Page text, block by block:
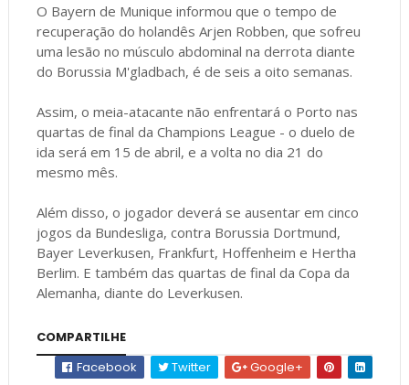
O Bayern de Munique informou que o tempo de
recuperação do holandês Arjen Robben, que sofreu
uma lesão no músculo abdominal na derrota diante
do Borussia M'gladbach, é de seis a oito semanas.
Assim, o meia-atacante não enfrentará o Porto nas
quartas de final da Champions League - o duelo de
ida será em 15 de abril, e a volta no dia 21 do
mesmo mês.
Além disso, o jogador deverá se ausentar em cinco
jogos da Bundesliga, contra Borussia Dortmund,
Bayer Leverkusen, Frankfurt, Hoffenheim e Hertha
Berlim. E também das quartas de final da Copa da
Alemanha, diante do Leverkusen.
COMPARTILHE
Facebook
Twitter Google+